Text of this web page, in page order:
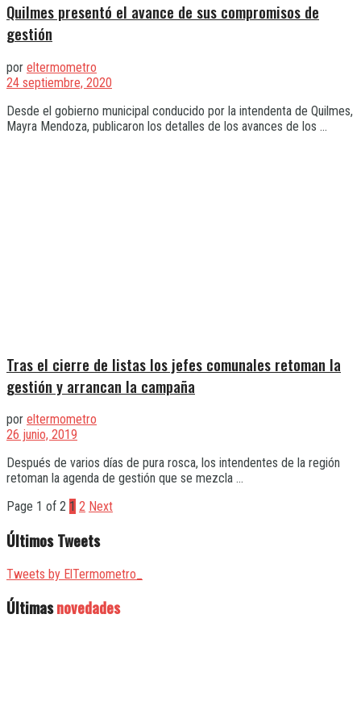
Quilmes presentó el avance de sus compromisos de
gestión
por eltermometro
24 septiembre, 2020
Desde el gobierno municipal conducido por la intendenta de Quilmes,
Mayra Mendoza, publicaron los detalles de los avances de los ...
Tras el cierre de listas los jefes comunales retoman la
gestión y arrancan la campaña
por eltermometro
26 junio, 2019
Después de varios días de pura rosca, los intendentes de la región
retoman la agenda de gestión que se mezcla ...
Page 1 of 2 1 2 Next
Últimos Tweets
Tweets by ElTermometro_
Últimasnovedades